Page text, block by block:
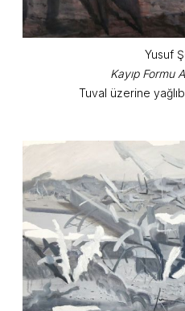
Yusuf
Kayıp Formu
Tuval üzerine